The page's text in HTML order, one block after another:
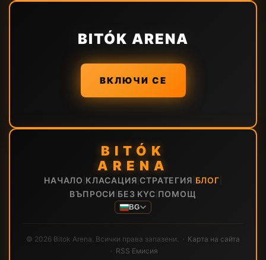
BITÓK ARENA
ВКЛЮЧИ СЕ
BITÓK
ARENA
НАЧАЛО КЛАСАЦИЯ |СТРАТЕГИЯ БЛОГ
ВЪПРОСИ БЕЗ KYC ПОМОЩ
BG
© 2026 Bitok Arena. Всички права запазени. · Карта на сайта
· RSS Емисия